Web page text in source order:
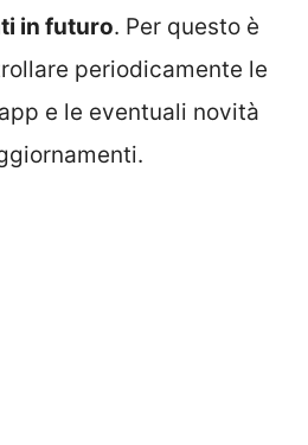
in futuro. Per questo è
periodicamente le
e le eventuali novità